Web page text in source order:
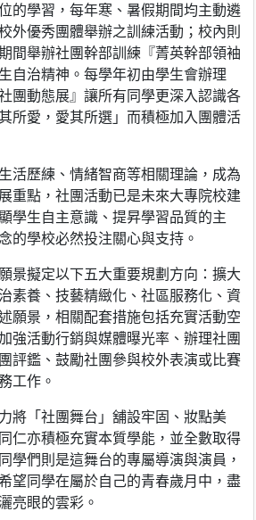
的學習，每年寒、暑假期間均主動遴
外優秀團體舉辦之訓練活動；校內則
間舉辦社團幹部訓練『菁英幹部領袖
自治精神。每學年初由學生會辦理
團動態展』讓所有同學更深入認識各
所愛，愛其所選」而積極加入團體活
活歷練、情緒智商等相關理論，成為
重點，社團活動已是未來大專院校建
學生自主意識、提昇學習品質的主
的學校必然投注關心與支持。
景擬定以下五大重要規劃方向：擴大
素養、技藝精緻化、社區服務化、資
願景，相關配套措施包括充實活動空
強活動行銷與媒體曝光率、辦理社團
評鑑、鼓勵社團參與校外表演或比賽
工作。
將「社團舞台」舖設牢固、妝點美
仁亦積極充實本質學能，並全數取得
學們則是這舞台的專屬導演與演員，
望同學在屬於自己的青春歲月中，盡
亮眼的雲彩。